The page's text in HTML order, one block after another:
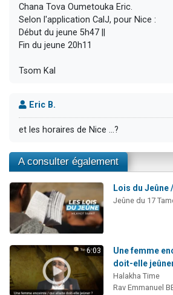
Chana Tova Oumetouka Eric.
Selon l'application CalJ, pour Nice :
Début du jeune 5h47 ||
Fin du jeune 20h11
Tsom Kal
Eric B.
et les horaires de Nice ...?
A consulter également
Lois du Jeûne
Jeûne du 17
6:03
Une femme
doit-elle
Halakha Time
Rav Emmanuel